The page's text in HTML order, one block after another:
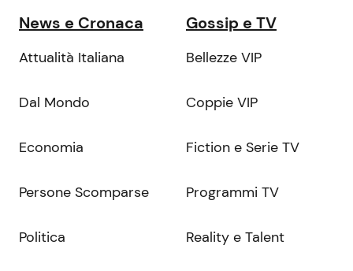
News e Cronaca
Attualità Italiana
Dal Mondo
Economia
Persone Scomparse
Politica
Gossip e TV
Bellezze VIP
Coppie VIP
Fiction e Serie TV
Programmi TV
Reality e Talent